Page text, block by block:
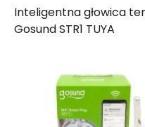
Inteligentna głowica
Gosund STR1 TUYA